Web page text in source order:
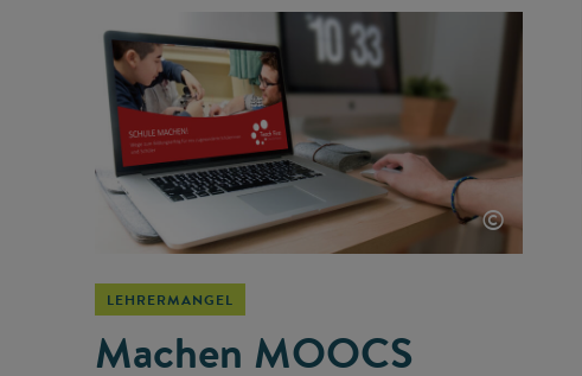
©
LEHRERMANGEL
Machen MOOCS